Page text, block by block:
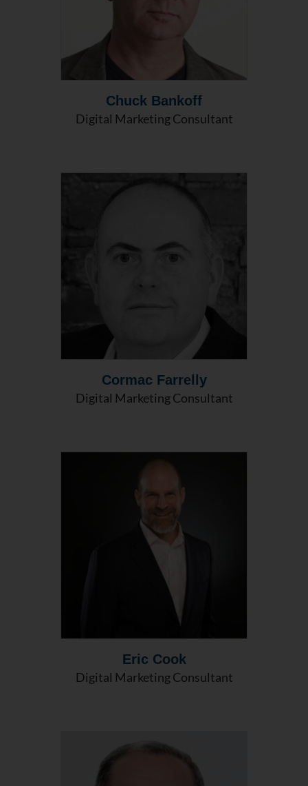
Chuck Bankoff
Digital Marketing Consultant
Cormac Farrelly
Digital Marketing Consultant
Eric Cook
Digital Marketing Consultant